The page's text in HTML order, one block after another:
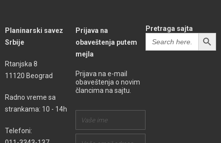
Planinarski savez
Srbije
Rtanjska 8
11120 Beograd
Radno vreme sa
strankama: 10 - 14h
Telefoni:
Prijava na
obaveštenja putem
mejla
Prijava na e-mail
obaveštenja o novim
člancima na sajtu.
Pretraga sajta
Search
for:
SEARCH